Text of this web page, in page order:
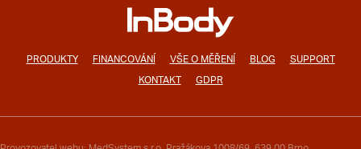
PRODUKTY FINANCOVÁNÍ VŠE O MĚŘENÍ BLOG SUPPORT
KONTAKT GDPR